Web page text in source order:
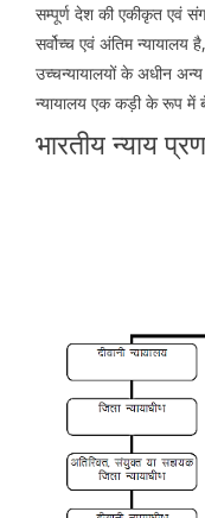
सम्पूर्ण देश की एकीकृत एवं
सर्वोच्च एवं अंतिम
उच्चन्यायालयों के अधीन
न्यायालय एक कड़ी के रूप में
भारतीय न्याय